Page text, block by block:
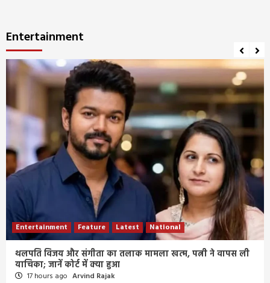
Entertainment
Entertainment Feature Latest National
थलपति विजय और संगीता का तलाक मामला खत्म, पत्नी ने वापस ली
याचिका; जानें कोर्ट में क्या हुआ
17 hours ago Arvind Rajak